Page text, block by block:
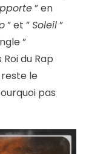
” en
” et ”Soleil”
”
Roi du Rap
le
pas